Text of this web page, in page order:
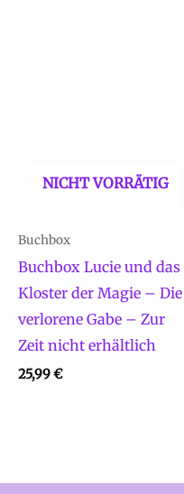
NICHT VORRÄTIG
Buchbox
Buchbox Lucie und das
Kloster der Magie – Die
verlorene Gabe – Zur
Zeit nicht erhältlich
25,99€